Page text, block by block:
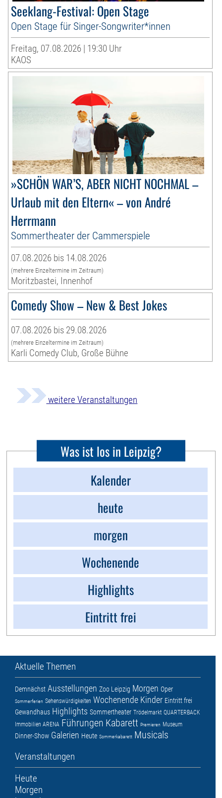
Seeklang-Festival: Open Stage
Open Stage für Singer-Songwriter*innen
Freitag, 07.08.2026 | 19:30 Uhr
KAOS
»SCHÖN WAR’S, ABER NICHT NOCHMAL –
Urlaub mit den Eltern« – von André
Herrmann
Sommertheater der Cammerspiele
07.08.2026 bis 14.08.2026
(mehrere Einzeltermine im Zeitraum)
Moritzbastei, Innenhof
Comedy Show – New & Best Jokes
07.08.2026 bis 29.08.2026
(mehrere Einzeltermine im Zeitraum)
Karli Comedy Club, Große Bühne
weitere Veranstaltungen
Was ist los in Leipzig?
Kalender
heute
morgen
Wochenende
Highlights
Eintritt frei
Aktuelle Themen
Demnächst Ausstellungen Zoo Leipzig Morgen Oper
Sommerferien Sehenswürdigkeiten Wochenende Kinder Eintritt frei
Gewandhaus Highlights Sommertheater Trödelmarkt QUARTERBACK
Immobilien ARENA Führungen Kabarett Premieren Museum
Dinner-Show Galerien Heute Sommerkabarett Musicals
Veranstaltungen
Heute
Morgen